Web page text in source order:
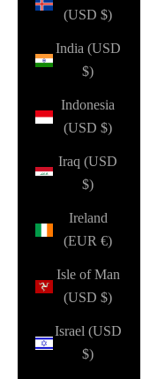
(USD $)
India (USD
$)
Indonesia
(USD $)
Iraq (USD
$)
Ireland
(EUR €)
Isle of Man
(USD $)
Israel (USD
$)